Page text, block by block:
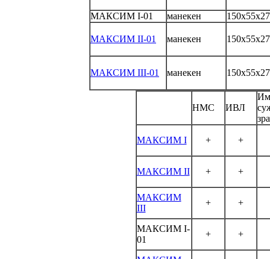
МАКСИМ I-01 манекен 150х55х27
МАКСИМ II-01 манекен 150х55х27
МАКСИМ III-01 манекен 150х55х27
НМС ИВЛ
МАКСИМ I + +
МАКСИМ II + +
МАКСИМ
III
+ +
МАКСИМ I-
01
+ +